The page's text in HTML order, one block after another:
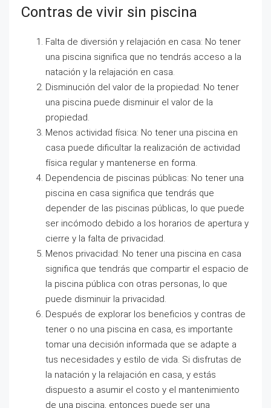
Contras de vivir sin piscina
Falta de diversión y relajación en casa: No tener
una piscina significa que no tendrás acceso a la
natación y la relajación en casa.
Disminución del valor de la propiedad: No tener
una piscina puede disminuir el valor de la
propiedad.
Menos actividad física: No tener una piscina en
casa puede dificultar la realización de actividad
física regular y mantenerse en forma.
Dependencia de piscinas públicas: No tener una
piscina en casa significa que tendrás que
depender de las piscinas públicas, lo que puede
ser incómodo debido a los horarios de apertura y
cierre y la falta de privacidad.
Menos privacidad: No tener una piscina en casa
significa que tendrás que compartir el espacio de
la piscina pública con otras personas, lo que
puede disminuir la privacidad.
Después de explorar los beneficios y contras de
tener o no una piscina en casa, es importante
tomar una decisión informada que se adapte a
tus necesidades y estilo de vida. Si disfrutas de
la natación y la relajación en casa, y estás
dispuesto a asumir el costo y el mantenimiento
de una piscina, entonces puede ser una